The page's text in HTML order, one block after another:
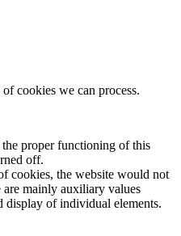
cookies we can process.
proper functioning of this
off.
cookies, the website would not
mainly auxiliary values
display of individual elements.